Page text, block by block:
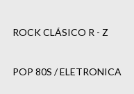
ROCK CLÁSICO R - Z
POP 80S / ELETRONICA